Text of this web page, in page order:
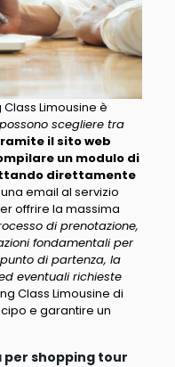
Limousine è
scegliere tra
il sito web
un modulo di
direttamente
email al servizio
offrire la massima
di prenotazione,
fondamentali per
di partenza, la
eventuali richieste
Class Limousine di
e garantire un
shopping tour